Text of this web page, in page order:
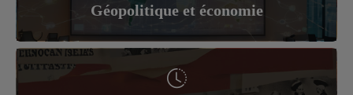
Géopolitique et économie